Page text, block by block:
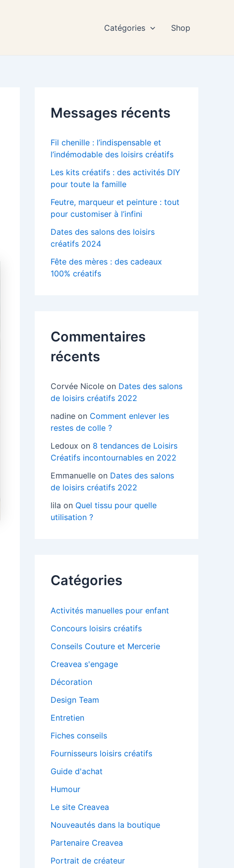
Catégories Shop
Messages récents
Fil chenille : l’indispensable et
l’indémodable des loisirs créatifs
Les kits créatifs : des activités DIY
pour toute la famille
Feutre, marqueur et peinture : tout
pour customiser à l’infini
Dates des salons des loisirs
créatifs 2024
Fête des mères : des cadeaux
100% créatifs
Commentaires
récents
Corvée Nicole on Dates des salons
de loisirs créatifs 2022
nadine on Comment enlever les
restes de colle ?
Ledoux on 8 tendances de Loisirs
Créatifs incontournables en 2022
Emmanuelle on Dates des salons
de loisirs créatifs 2022
lila on Quel tissu pour quelle
utilisation ?
Catégories
Activités manuelles pour enfant
Concours loisirs créatifs
Conseils Couture et Mercerie
Creavea s'engage
Décoration
Design Team
Entretien
Fiches conseils
Fournisseurs loisirs créatifs
Guide d'achat
Humour
Le site Creavea
Nouveautés dans la boutique
Partenaire Creavea
Portrait de créateur